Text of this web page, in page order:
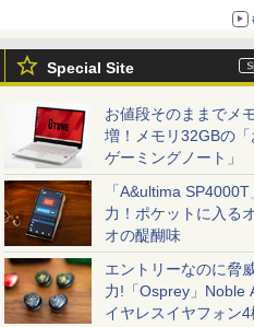
Special Site
お値段そのままでメ
増！メモリ32GBの「
ゲーミングノート」
「A&ultima
力！ポケットに入る
オの醍醐味
エントリーなのに脅
力!「Osprey」Noble
イヤレスイヤフォン4